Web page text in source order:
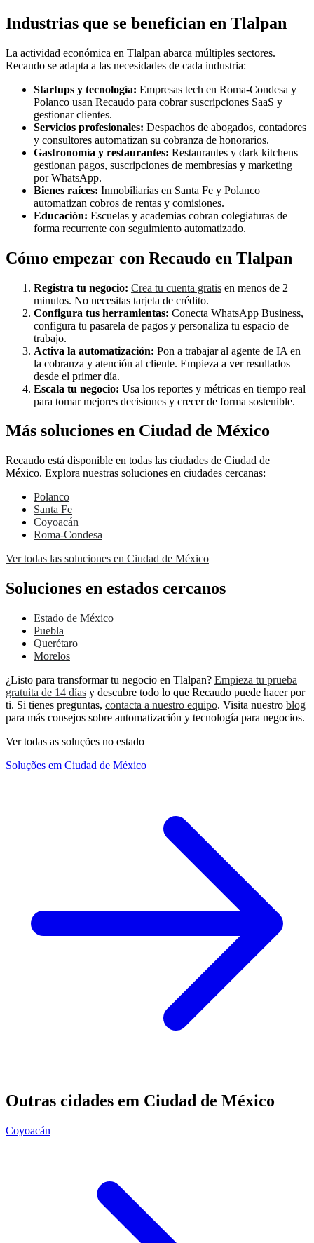
Industrias que se benefician en Tlalpan
La actividad económica en Tlalpan abarca múltiples sectores.
Recaudo se adapta a las necesidades de cada industria:
Startups y tecnología: Empresas tech en Roma-Condesa y
Polanco usan Recaudo para cobrar suscripciones SaaS y
gestionar clientes.
Servicios profesionales: Despachos de abogados, contadores
y consultores automatizan su cobranza de honorarios.
Gastronomía y restaurantes: Restaurantes y dark kitchens
gestionan pagos, suscripciones de membresías y marketing
por WhatsApp.
Bienes raíces: Inmobiliarias en Santa Fe y Polanco
automatizan cobros de rentas y comisiones.
Educación: Escuelas y academias cobran colegiaturas de
forma recurrente con seguimiento automatizado.
Cómo empezar con Recaudo en Tlalpan
Registra tu negocio: Crea tu cuenta gratis en menos de 2
minutos. No necesitas tarjeta de crédito.
Configura tus herramientas: Conecta WhatsApp Business,
configura tu pasarela de pagos y personaliza tu espacio de
trabajo.
Activa la automatización: Pon a trabajar al agente de IA en
la cobranza y atención al cliente. Empieza a ver resultados
desde el primer día.
Escala tu negocio: Usa los reportes y métricas en tiempo real
para tomar mejores decisiones y crecer de forma sostenible.
Más soluciones en Ciudad de México
Recaudo está disponible en todas las ciudades de Ciudad de
México. Explora nuestras soluciones en ciudades cercanas:
Polanco
Santa Fe
Coyoacán
Roma-Condesa
Ver todas las soluciones en Ciudad de México
Soluciones en estados cercanos
Estado de México
Puebla
Querétaro
Morelos
¿Listo para transformar tu negocio en Tlalpan? Empieza tu prueba
gratuita de 14 días y descubre todo lo que Recaudo puede hacer por
ti. Si tienes preguntas, contacta a nuestro equipo. Visita nuestro blog
para más consejos sobre automatización y tecnología para negocios.
Ver todas as soluções no estado
Soluções em Ciudad de México
Outras cidades em Ciudad de México
Coyoacán